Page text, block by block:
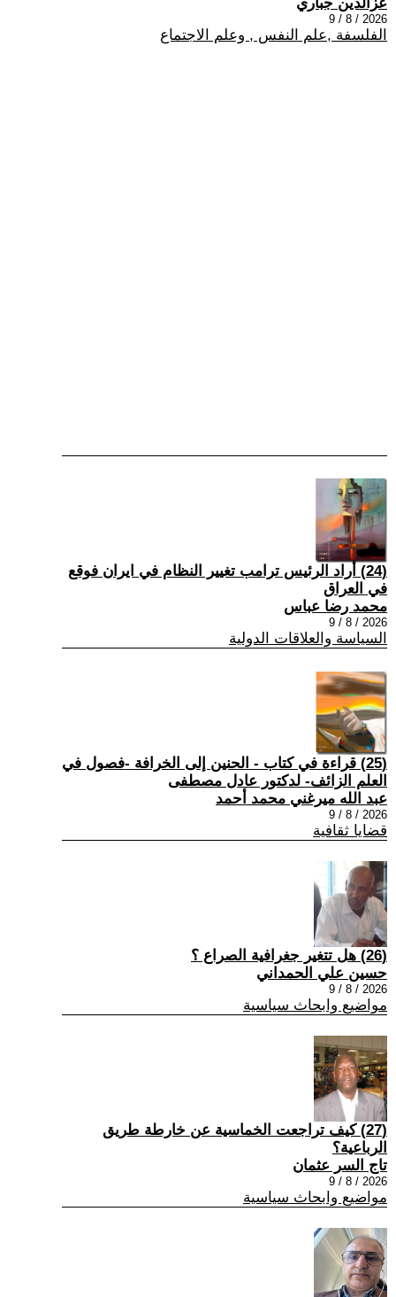
2026 / 8 / 9
الفلسفة ,علم النفس , وعلم الاجتماع
(24) أراد الرئيس ترامب تغيير النظام في ايران فوقع
في العراق
محمد رضا عباس
2026 / 8 / 9
السياسة والعلاقات الدولية
(25) قراءة في كتاب - الحنين إلى الخرافة -فصول في
العلم الزائف- لدكتور عادل مصطفى
عبد الله ميرغني محمد أحمد
2026 / 8 / 9
قضايا ثقافية
(26) هل تتغير جغرافية الصراع ؟
حسين علي الحمداني
2026 / 8 / 9
مواضيع وابحاث سياسية
(27) كيف تراجعت الخماسية عن خارطة طريق
الرباعية؟
تاج السر عثمان
2026 / 8 / 9
مواضيع وابحاث سياسية